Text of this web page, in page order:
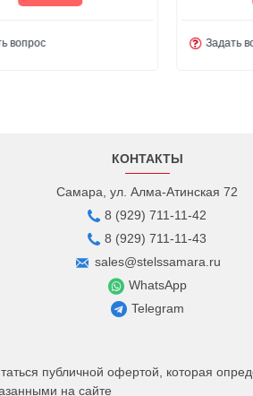
вопрос Задать
КОНТАКТЫ
Самара, ул. Алма-Атинская 72
8 (929) 711-11-42
8 (929) 711-11-43
sales@stelssamara.ru
WhatsApp
Telegram
публичной офертой, которая
на сайте